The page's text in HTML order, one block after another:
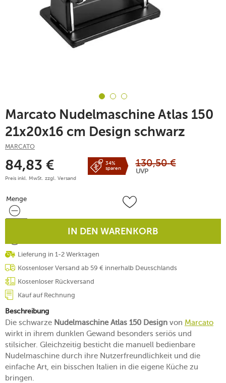
Marcato Nudelmaschine Atlas 150
21x20x16 cm Design schwarz
MARCATO
84,83 €
Preis inkl. MwSt. zzgl. Versand
34%
sparen
130,50 €
UVP
Menge
Menge
IN DEN WARENKORB
Lieferung in 1-2 Werktagen
Kostenloser Versand ab 59 € innerhalb Deutschlands
Kostenloser Rückversand
Kauf auf Rechnung
Beschreibung
Die schwarze Nudelmaschine Atlas 150 Design von Marcato
wirkt in ihrem dunklen Gewand besonders seriös und
stilsicher. Gleichzeitig besticht die manuell bedienbare
Nudelmaschine durch ihre Nutzerfreundlichkeit und die
einfache Art, ein bisschen Italien in die eigene Küche zu
bringen.